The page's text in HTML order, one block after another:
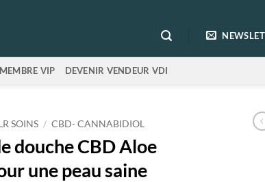
VIP DEVENIR VENDEUR VDI
SOINS / CBD- CANNABIDIOL
douche CBD Aloe
une peau saine